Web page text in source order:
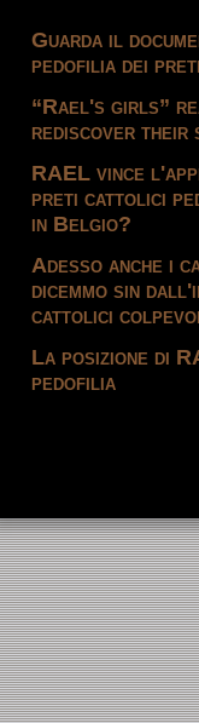
Guarda il
pedofilia dei preti
“Rael's girls”
rediscover their
RAEL vince
preti cattolici
in Belgio?
Adesso anche i
dicemmo sin
cattolici
La posizione di
pedofilia